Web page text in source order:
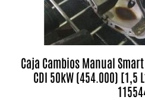
Caja Cambios Manual
CDI 50kW (454.000) [1,5